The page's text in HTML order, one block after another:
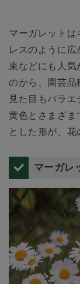
マーガレットは
レスのように
束などにも人気
のから、園芸品
見た目もバラエ
黄色とさまざま
とした形が、花
マーガレ